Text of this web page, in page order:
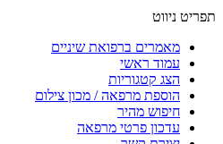
תפריט ניווט
מאמרים ברפואת שיניים
עמוד ראשי
הצג קטגוריות
הוספת מרפאה / מכון צילום
חיפוש מהיר
עדכון פרטי מרפאה